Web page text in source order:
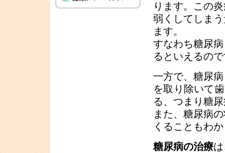
ります。この
弱くしてしま
ます。
すなわち糖尿
るといえるの
一方で、糖尿
を取り除いて
る、つまり糖
また、糖尿病
くることもわ
糖尿病の治療